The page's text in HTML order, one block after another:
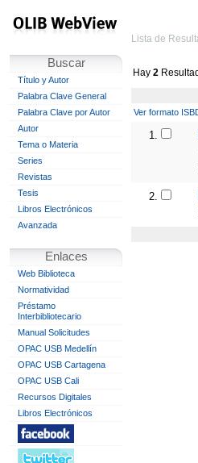
Buscar
Título y Autor
Palabra Clave General
Palabra Clave por Autor
Autor
Tema o Materia
Series
Revistas
Tesis
Libros Electrónicos
Avanzada
Enlaces
Web Biblioteca
Normatividad
Préstamo
Interbibliotecario
Manual Solicitudes
OPAC USB Medellín
OPAC USB Cartagena
OPAC USB Cali
Recursos Digitales
Libros Electrónicos
Lista de
Hay 2
Ver formato
1.
2.